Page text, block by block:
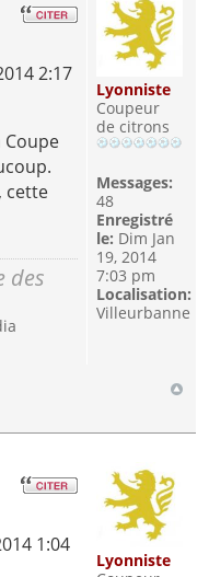
2:17
Coupe
cette
des
Lyonniste
Coupeur
de citrons
Messages:
48
Enregistré
le: Dim Jan
19, 2014
7:03 pm
Localisation:
Villeurbanne
1:04
Lyonniste